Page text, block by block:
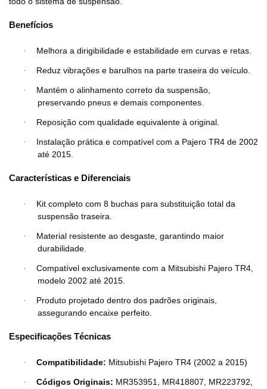
Benefícios
· Melhora a dirigibilidade e estabilidade em curvas e retas.
· Reduz vibrações e barulhos na parte traseira do veículo.
·
Mantém o alinhamento correto da suspensão,
preservando pneus e demais componentes.
· Reposição com qualidade equivalente à original.
·
Instalação prática e compatível com a Pajero TR4 de 2002
até 2015.
Características e Diferenciais
· Kit completo com 8 buchas para substituição total da
suspensão traseira.
·
Material resistente ao desgaste, garantindo maior
durabilidade.
·
Compatível exclusivamente com a Mitsubishi Pajero TR4,
modelo 2002 até 2015.
·
Produto projetado dentro dos padrões originais,
assegurando encaixe perfeito.
Especificações Técnicas
· Compatibilidade: Mitsubishi Pajero TR4 (2002 a 2015)
· Códigos Originais: MR353951, MR418807, MR223792,